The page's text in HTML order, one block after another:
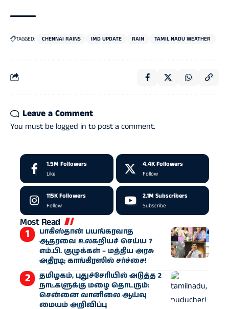
TAGGED: CHENNAI RAINS IMD UPDATE RAIN TAMIL NADU WEATHER
Leave a Comment
You must be logged in to post a comment.
1.5M Followers
Like
4.4K Followers
Follow
115KFollowers
Follow
2.1M Subscribers
Subscribe
Most Read
பாகிஸ்தான் பயங்கரவாத
ஆதரவை உலகறியச் செய்ய 7
எம்.பி. குழுக்கள் – மத்திய அரசு
அதிரடி; காங்கிரஸில் சர்ச்சை!
தமிழகம், புதுச்சேரியில் அடுத்த 2
நாட்களுக்கு மழை தொடரும்:
சென்னை வானிலை ஆய்வு
மையம் அறிவிப்பு